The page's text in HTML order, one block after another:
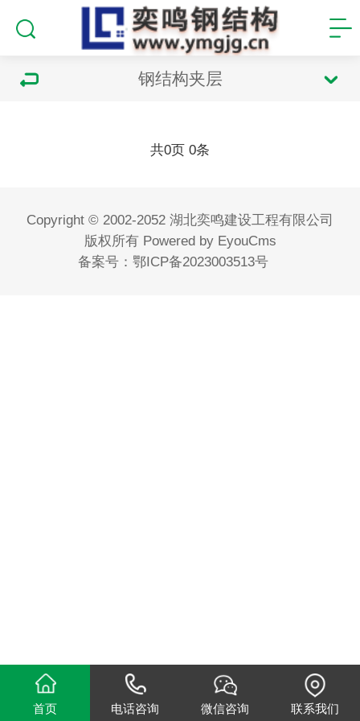
钢结构夹层
共0页 0条
Copyright © 2002-2052 湖北奕鸣建设工程有限公司
版权所有Powered by EyouCms
备案号： 鄂ICP备2023003513号
首页 电话咨询 微信咨询 联系我们